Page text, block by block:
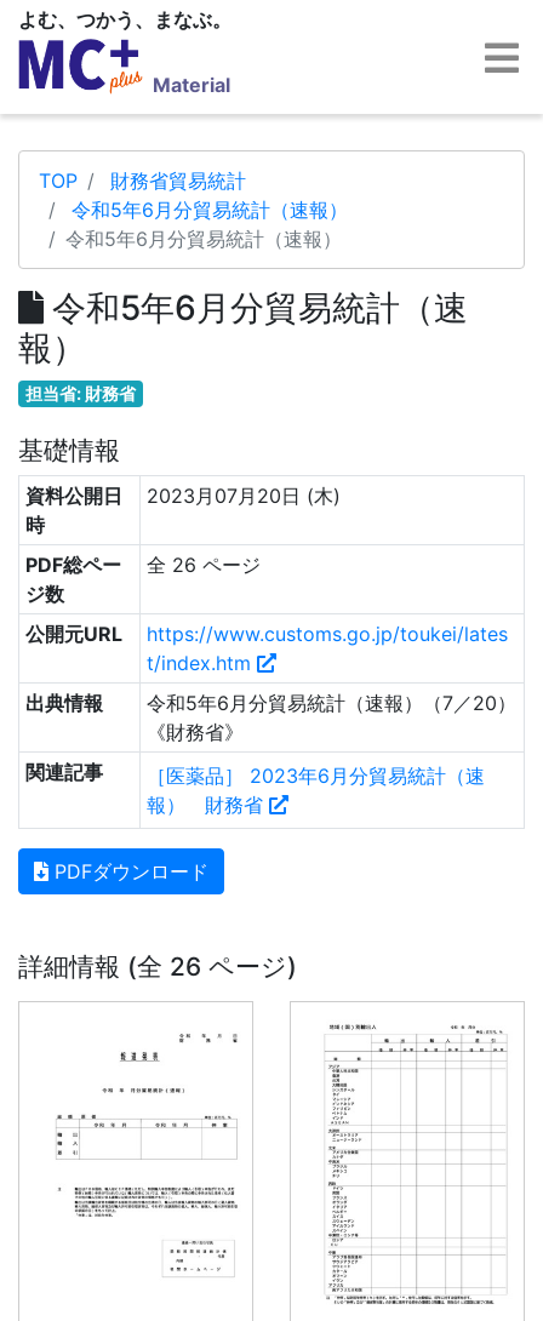
よむ、つかう、まなぶ。
Material
TOP
財務省貿易統計
令和5年6月分貿易統計（速報）
令和5年6月分貿易統計（速報）
令和5年6月分貿易統計（速
報）
担当省: 財務省
基礎情報
資料公開日
時
2023月07月20日 (木)
PDF総ペー
ジ数
全 26 ページ
公開元URL
https://www.customs.go.jp/toukei/lates
t/index.htm
出典情報
令和5年6月分貿易統計（速報）（7／20）
《財務省》
関連記事
［医薬品］ 2023年6月分貿易統計（速
報） 財務省
PDFダウンロード
詳細情報 (全 26 ページ)